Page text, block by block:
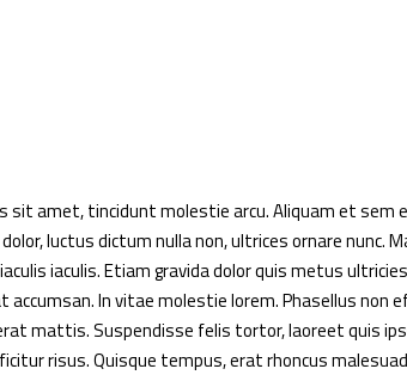
sit amet, tincidunt molestie arcu. Aliquam et sem
luctus dictum nulla non, ultrices ornare nunc.
iaculis. Etiam gravida dolor quis metus
In vitae molestie lorem. Phasellus non
mattis. Suspendisse felis tortor, laoreet quis
risus. Quisque tempus, erat rhoncus